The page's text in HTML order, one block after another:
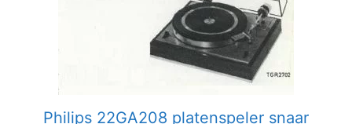
Philips 22GA208 platenspeler snaar